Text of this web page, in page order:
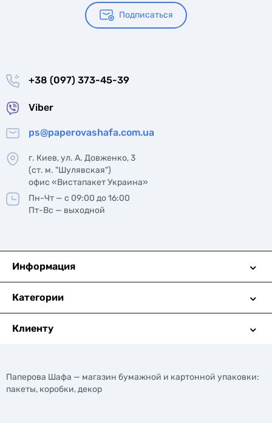
Подписаться
+38 (097) 373-45-39
Viber
ps@paperovashafa.com.ua
г. Киев, ул. А. Довженко, 3
(ст. м. "Шулявская")
офис «Вистапакет Украина»
Пн-Чт — с 09:00 до 16:00
Пт-Вс — выходной
Информация
Категории
Клиенту
Паперова Шафа — магазин бумажной и картонной упаковки:
пакеты, коробки, декор